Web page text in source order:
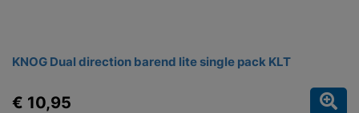
KNOG Dual direction barend lite single pack KLT
€ 10,95